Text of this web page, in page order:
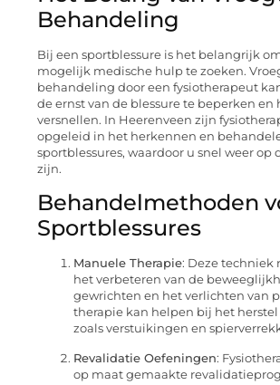
Behandeling
Bij een sportblessure is het belangrijk
mogelijk medische hulp te zoeken.
behandeling door een fysiotherapeut
de ernst van de blessure te beperken en
versnellen. In Heerenveen zijn
opgeleid in het herkennen en
sportblessures, waardoor u snel weer op
zijn.
Behandelmethoden
Sportblessures
Manuele Therapie: Deze techniek
het verbeteren van de
gewrichten en het verlichten van
therapie kan helpen bij het herstel
zoals verstuikingen en
Revalidatie Oefeningen:
op maat gemaakte